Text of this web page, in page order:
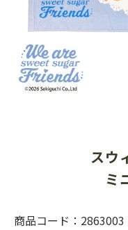
スウ
ミ
商品コード：2863003